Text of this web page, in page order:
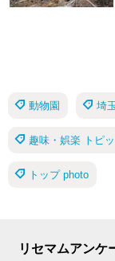
動物園 埼
趣味・娯楽 トピ
トップ photo
リセマムアンケ